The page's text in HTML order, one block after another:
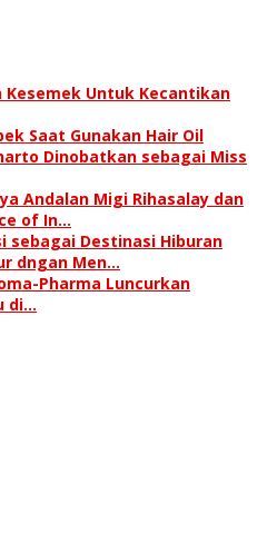
Kesemek Untuk Kecantikan
Saat Gunakan Hair Oil
Dinobatkan sebagai Miss
Andalan Migi Rihasalay dan
of In…
sebagai Destinasi Hiburan
dngan Men…
Pharma Luncurkan
di…